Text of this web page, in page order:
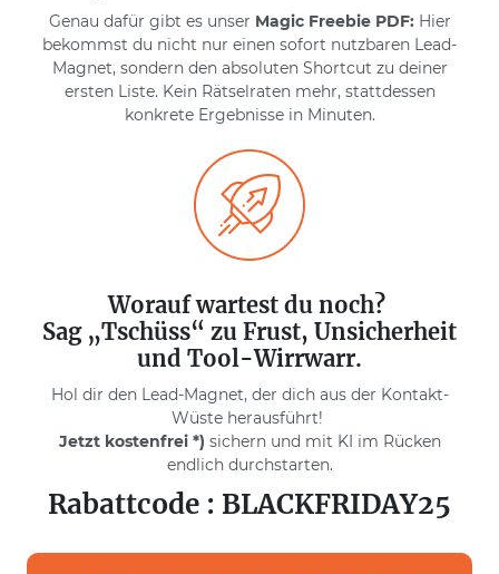
Genau dafür gibt es unser Magic Freebie PDF:Hier
bekommst du nicht nur einen sofort nutzbaren Lead-
Magnet, sondern den absoluten Shortcut zu deiner
ersten Liste. Kein Rätselraten mehr, stattdessen
konkrete Ergebnisse in Minuten.
Worauf wartest du noch?
Sag „Tschüss“ zu Frust, Unsicherheit
und Tool-Wirrwarr.
Hol dir den Lead-Magnet, der dich aus der Kontakt-
Wüste herausführt!
Jetzt kostenfrei *) sichern und mit KI im Rücken
endlich durchstarten.
Rabattcode : BLACKFRIDAY25